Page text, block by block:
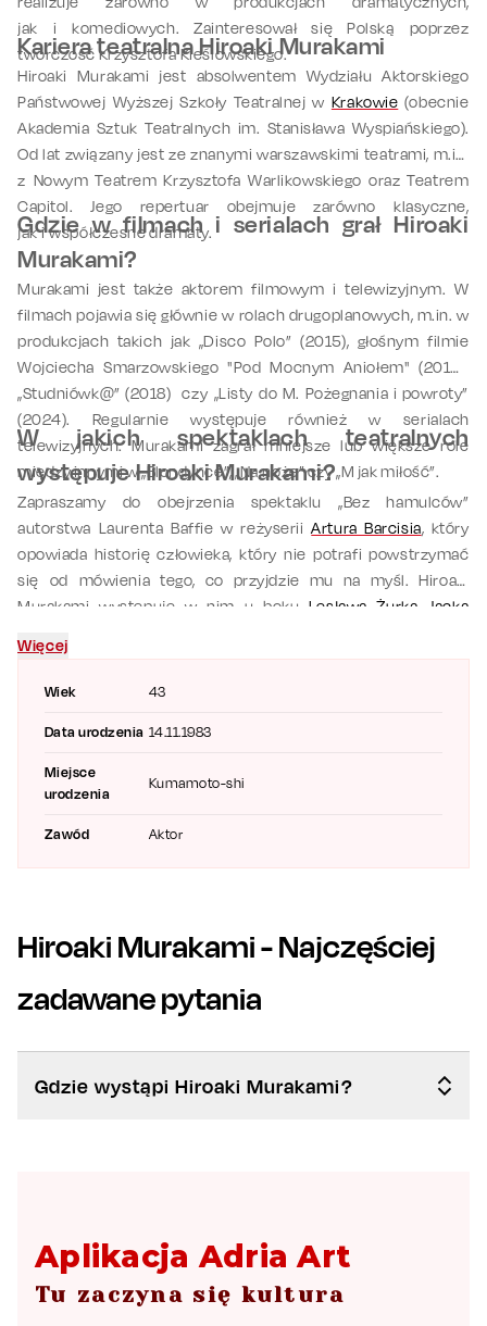
Wiek 43
Data urodzenia 14.11.1983
Miejsce
urodzenia
Kumamoto-shi
Zawód Aktor
jak i komediowych. Zainteresował się Polską poprzez
twórczość Krzysztofa Kieślowskiego.
Kariera teatralna Hiroaki Murakami
Hiroaki Murakami jest absolwentem Wydziału Aktorskiego
Państwowej Wyższej Szkoły Teatralnej w Krakowie (obecnie
Akademia Sztuk Teatralnych im. Stanisława Wyspiańskiego).
Od lat związany jest ze znanymi warszawskimi teatrami, m.in.
z Nowym Teatrem Krzysztofa Warlikowskiego oraz Teatrem
Capitol. Jego repertuar obejmuje zarówno klasyczne,
jak i współczesne dramaty.
Gdzie w filmach i serialach grał Hiroaki
Murakami?
Murakami jest także aktorem filmowym i telewizyjnym. W
filmach pojawia się głównie w rolach drugoplanowych, m.in. w
produkcjach takich jak „Disco Polo” (2015), głośnym filmie
Wojciecha Smarzowskiego "Pod Mocnym Aniołem" (2014),
„Studniówk@” (2018) czy „Listy do M. Pożegnania i powroty”
(2024). Regularnie występuje również w serialach
telewizyjnych. Murakami zagrał mniejsze lub większe role
między innymi w „Blondynce”, „Na noże” czy „M jak miłość”.
W jakich spektaklach teatralnych
występuje Hiroaki Murakami?
Zapraszamy do obejrzenia spektaklu „Bez hamulców”
autorstwa Laurenta Baffie w reżyseriiArtura Barcisia, który
opowiada historię człowieka, który nie potrafi powstrzymać
się od mówienia tego, co przyjdzie mu na myśl. Hiroaki
Murakami występuje w nim u boku Lesława Żurka
Jacka
Przedstawienie pełne jest humoru, komediowych sytuacji oraz
nieoczekiwanych zwrotów akcji. Sprawdź terminy występów,
żadnych hamulców! Aktora można też zobaczyć w spektaklu
Więcej
Hiroaki Murakami- Najczęściej
zadawane pytania
Gdzie wystąpi Hiroaki Murakami?
Aplikacja Adria Art
Tu zaczyna się kultura